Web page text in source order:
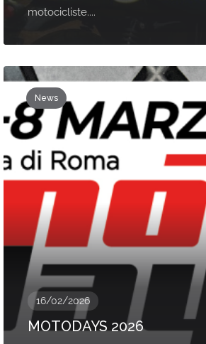
motocicliste....
News
16/02/2026
MOTODAYS 2026